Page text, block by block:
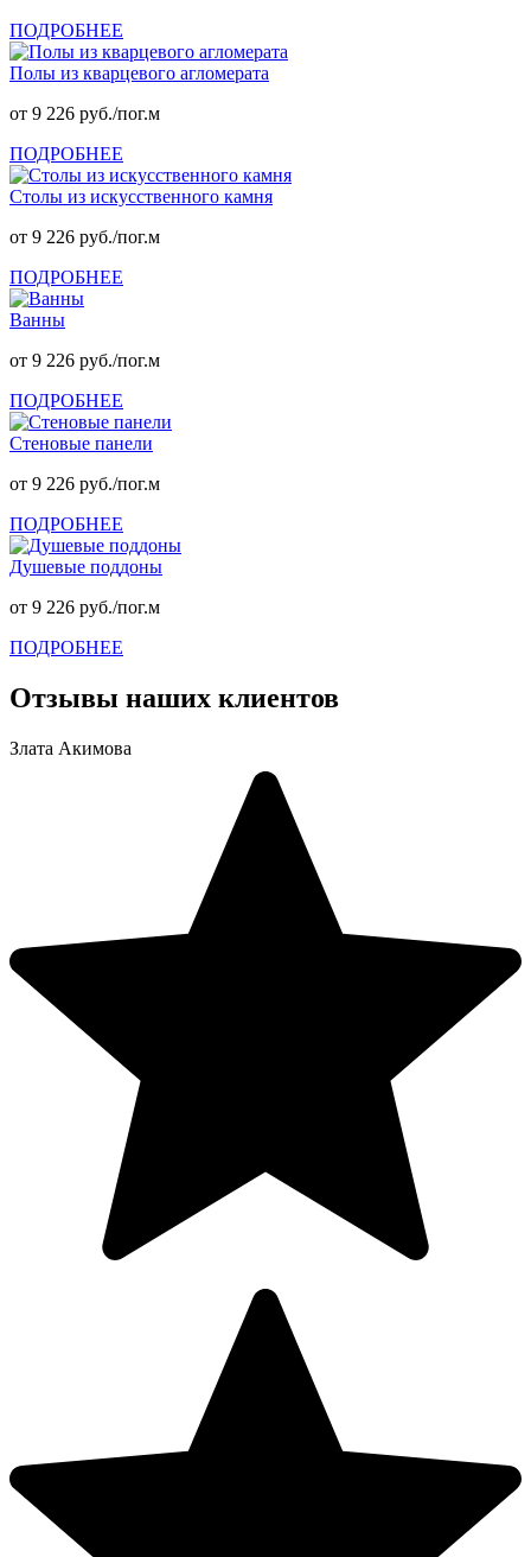
ПОДРОБНЕЕ
Полы из кварцевого агломерата
от 9 226 руб./пог.м
ПОДРОБНЕЕ
Столы из искусственного камня
от 9 226 руб./пог.м
ПОДРОБНЕЕ
Ванны
от 9 226 руб./пог.м
ПОДРОБНЕЕ
Стеновые панели
от 9 226 руб./пог.м
ПОДРОБНЕЕ
Душевые поддоны
от 9 226 руб./пог.м
ПОДРОБНЕЕ
Отзывы наших клиентов
Злата Акимова